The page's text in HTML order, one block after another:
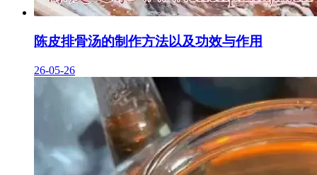
陈皮排骨汤的制作方法以及功效与作用
26-05-26